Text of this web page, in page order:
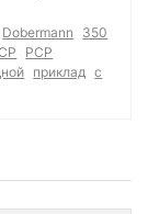
Dobermann
350
PCP
приклад
с